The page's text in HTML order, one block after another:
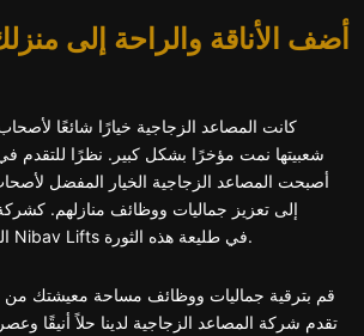
أضف الأناقة والراحة إلى
كانت المصاعد الزجاجية خيارًا شائعًا
شعبيتها نمت مؤخرًا بشكل كبير. نظرًا للتقدم في
أصبحت المصاعد الزجاجية الخيار المفضل
إلى تعزيز جماليات ووظائف منازلهم.
الزجاجية السكنية ، كانت Nibav Lifts في طليعة هذه الثورة.
قم بترقية جماليات ووظائف مساحة معيشتك من